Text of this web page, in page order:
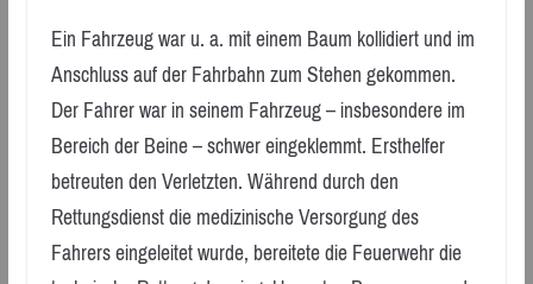
Ein Fahrzeug war u. a. mit einem Baum kollidiert und im
Anschluss auf der Fahrbahn zum Stehen gekommen.
Der Fahrer war in seinem Fahrzeug – insbesondere im
Bereich der Beine – schwer eingeklemmt. Ersthelfer
betreuten den Verletzten. Während durch den
Rettungsdienst die medizinische Versorgung des
Fahrers eingeleitet wurde, bereitete die Feuerwehr die